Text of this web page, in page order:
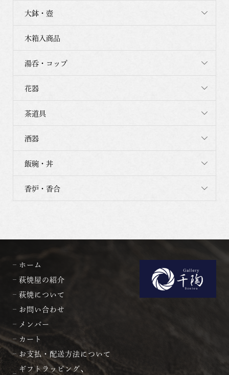
大鉢・壺
木箱入商品
湯呑・コップ
花器
茶道具
酒器
飯碗・丼
香炉・香合
ホーム
萩焼屋の紹介
萩焼について
お問い合わせ
メンバー
カート
お支払・配送方法について
ギフトラッピング、